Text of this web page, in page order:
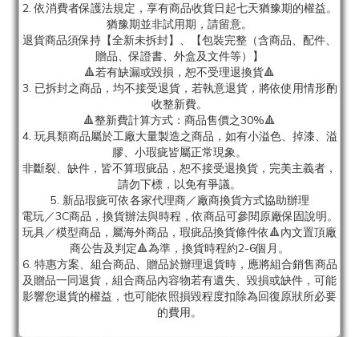
2. 依消費者保護法規定，享有商品收貨日起七天猶豫期的權益。
猶豫期並非試用期，請留意。
退貨商品須保持【全新未拆封】、【包裝完整（含商品、配件、
贈品、保證書、外盒及文件等）】
🔺若有缺漏或毀損，恕不受理退換貨🔺
3. 已拆封之商品，均不接受退貨，若執意退貨，將依使用情形酌
收整新費。
🔺整新費計算方式：商品售價之30%🔺
4. 玩具類商品屬於工廠大量製造之商品，如有小溢色、掉漆、溢
膠、小瑕疵皆屬正常現象。
非斷裂、缺件，皆不算瑕疵品，恕不接受退換貨，完美主義者，
請勿下標，以免有爭議。
5. 新品瑕疵可依各家代理商／廠商換貨方式協助辦理
電玩／3C商品，換貨辦法與時程，依商品可參閱原廠保固說明。
玩具／模型商品，屬海外商品，瑕疵品換貨條件依🔺內文置頂廠
商公告及判定🔺為準，換貨時程約2-6個月。
6. 特惠方案、組合商品、贈品於辦理退貨時，應將組合銷售商品
及贈品一同退貨，組合商品內容物若有遺失、毀損或缺件，可能
影響您退貨的權益，也可能依照損毀程度扣除為回復原狀所必要
的費用。